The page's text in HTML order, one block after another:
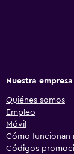
Nuestra empresa
Quiénes somos
Empleo
Móvil
Cómo funcionan
Códigos